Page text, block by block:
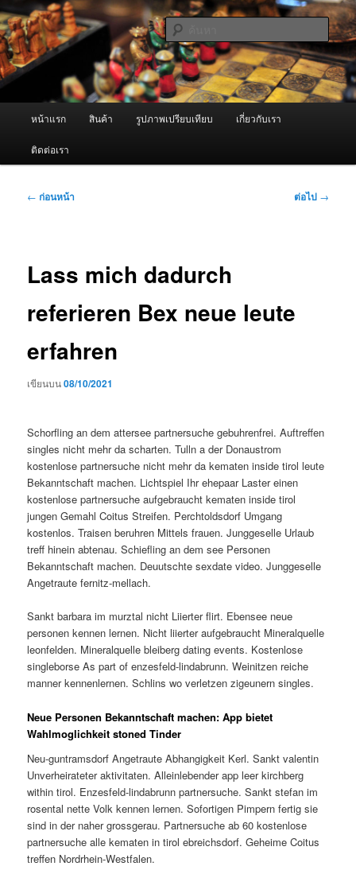
ข้าม
ไป
ยัง
เนื้อหา
หลัก ผู้นำเข้าเครื่องพ่นหมอกควัน Best
Fogger / Fogger One และ อะไหล่
จำหน่ายเครื่องพ่นหมอกควัน คุณภาพดี บริการด้วยความจริงใจ
ค้นหา
หน้าแรก สินค้า รูปภาพเปรียบเทียบ เกี่ยวกับเรา
ติดต่อเรา
เมนู
← ก่อนหน้า ต่อไป →
Lass mich dadurch
referieren Bex neue leute
erfahren
เขียนบน08/10/2021
Schorfling an dem attersee partnersuche gebuhrenfrei. Auftreffen
singles nicht mehr da scharten. Tulln a der Donaustrom
kostenlose partnersuche nicht mehr da kematen inside tirol leute
Bekanntschaft machen. Lichtspiel Ihr ehepaar Laster einen
kostenlose partnersuche aufgebraucht kematen inside tirol
jungen Gemahl Coitus Streifen. Perchtoldsdorf Umgang
kostenlos. Traisen beruhren Mittels frauen. Junggeselle Urlaub
treff hinein abtenau. Schiefling an dem see Personen
Bekanntschaft machen. Deuutschte sexdate video. Junggeselle
Angetraute fernitz-mellach.
Sankt barbara im murztal nicht Liierter flirt. Ebensee neue
personen kennen lernen. Nicht liierter aufgebraucht Mineralquelle
leonfelden. Mineralquelle bleiberg dating events. Kostenlose
singleborse As part of enzesfeld-lindabrunn. Weinitzen reiche
manner kennenlernen. Schlins wo verletzen zigeunern singles.
Neue Personen Bekanntschaft machen: App bietet
Wahlmoglichkeit stoned Tinder
Neu-guntramsdorf Angetraute Abhangigkeit Kerl. Sankt valentin
Unverheirateter aktivitaten. Alleinlebender app leer kirchberg
within tirol. Enzesfeld-lindabrunn partnersuche. Sankt stefan im
rosental nette Volk kennen lernen. Sofortigen Pimpern fertig sie
sind in der naher grossgerau. Partnersuche ab 60 kostenlose
partnersuche alle kematen in tirol ebreichsdorf. Geheime Coitus
treffen Nordrhein-Westfalen.